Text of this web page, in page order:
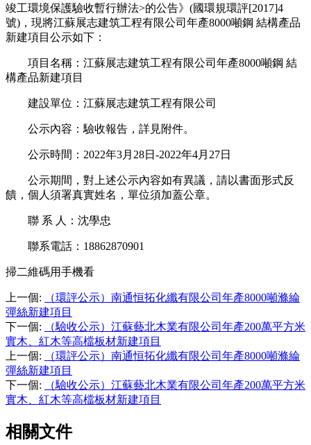
竣工環境保護驗收暫行辦法>的公告》(國環規環評[2017]4
號)，現將江蘇展志建筑工程有限公司年產8000噸鋼 結構產品
新建項目公示如下：
項目名稱：江蘇展志建筑工程有限公司年產8000噸鋼 結
構產品新建項目
建設單位：江蘇展志建筑工程有限公司
公示內容：驗收報告，詳見附件。
公示時間：2022年3月28日-2022年4月27日
公示期間，對上述公示內容如有異議，請以書面形式反
饋，個人須署真實姓名，單位須加蓋公章。
聯 系 人：沈學忠
聯系電話：18862870901
掃二維碼用手機看
上一個:
（環評公示）南通恒拓化纖有限公司年產8000噸滌綸
彈絲新建項目
下一個:
（驗收公示）江蘇藝北木業有限公司年產200萬平方米
實木、紅木等高檔板材新建項目
上一個:
（環評公示）南通恒拓化纖有限公司年產8000噸滌綸
彈絲新建項目
下一個:
（驗收公示）江蘇藝北木業有限公司年產200萬平方米
實木、紅木等高檔板材新建項目
相關文件